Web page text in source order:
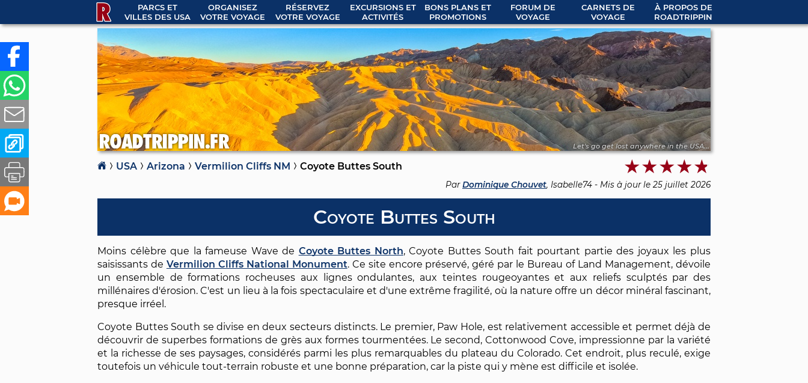
PARCS ET
VILLES DES USA
ORGANISEZ
VOTRE VOYAGE
RÉSERVEZ
VOTRE VOYAGE
EXCURSIONS ET
ACTIVITÉS
BONS PLANS ET
PROMOTIONS
FORUM DE
VOYAGE
CARNETS DE
VOYAGE
À PROPOS DE
ROADTRIPPIN
Let's go get lost anywhere in the USA...
USA Arizona Vermilion Cliffs NM Coyote Buttes South
ParDominique Chouvet, Isabelle74 - Mis à jour le 25 juillet 2026
Coyote Buttes South
Moins célèbre que la fameuse Wave de Coyote Buttes North, Coyote Buttes South fait pourtant partie des joyaux les plus
saisissants de Vermilion Cliffs National Monument. Ce site encore préservé, géré par le Bureau of Land Management, dévoile
un ensemble de formations rocheuses aux lignes ondulantes, aux teintes rougeoyantes et aux reliefs sculptés par des
millénaires d'érosion. C'est un lieu à la fois spectaculaire et d'une extrême fragilité, où la nature offre un décor minéral fascinant,
presque irréel.
Coyote Buttes South se divise en deux secteurs distincts. Le premier, Paw Hole, est relativement accessible et permet déjà de
découvrir de superbes formations de grès aux formes tourmentées. Le second, Cottonwood Cove, impressionne par la variété
et la richesse de ses paysages, considérés parmi les plus remarquables du plateau du Colorado. Cet endroit, plus reculé, exige
toutefois un véhicule tout-terrain robuste et une bonne préparation, car la piste qui y mène est difficile et isolée.